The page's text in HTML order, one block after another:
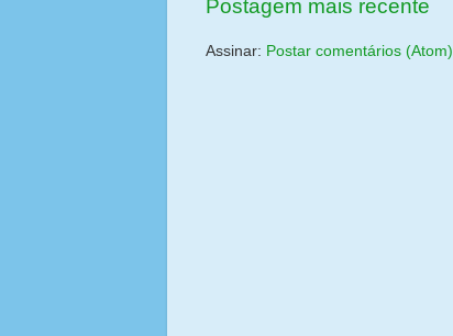
Postagem mais recente
Assinar: Postar comentários (Atom)